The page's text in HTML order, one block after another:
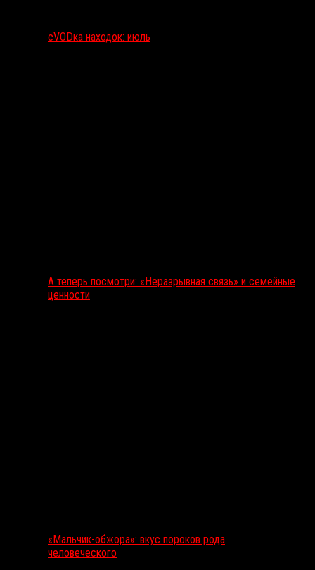
сVODка находок: июль
А теперь посмотри: «Неразрывная связь» и семейные
ценности
«Мальчик-обжора»: вкус пороков рода
человеческого